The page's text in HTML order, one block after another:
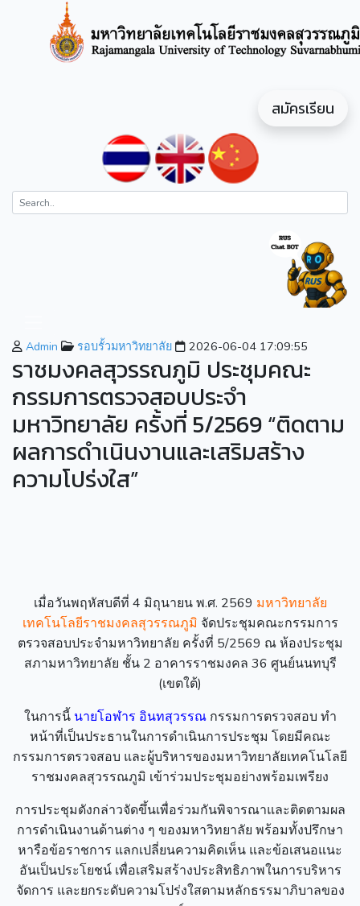
สมัครเรียน
Admin รอบรั้วมหาวิทยาลัย 2026-06-04 17:09:55
ราชมงคลสุวรรณภูมิ ประชุมคณะ
กรรมการตรวจสอบประจำ
มหาวิทยาลัย ครั้งที่ 5/2569 “ติดตาม
ผลการดำเนินงานและเสริมสร้าง
ความโปร่งใส”
เมื่อวันพฤหัสบดีที่ 4 มิถุนายน พ.ศ. 2569 มหาวิทยาลัย
เทคโนโลยีราชมงคลสุวรรณภูมิ จัดประชุมคณะกรรมการ
ตรวจสอบประจำมหาวิทยาลัย ครั้งที่ 5/2569 ณ ห้องประชุม
สภามหาวิทยาลัย ชั้น 2 อาคารราชมงคล 36 ศูนย์นนทบุรี
(เขตใต้)
ในการนี้ นายโอฬาร อินทสุวรรณกรรมการตรวจสอบ ทำ
หน้าที่เป็นประธานในการดำเนินการประชุม โดยมีคณะ
กรรมการตรวจสอบ และผู้บริหารของมหาวิทยาลัยเทคโนโลยี
ราชมงคลสุวรรณภูมิ เข้าร่วมประชุมอย่างพร้อมเพรียง
การประชุมดังกล่าวจัดขึ้นเพื่อร่วมกันพิจารณาและติดตามผล
การดำเนินงานด้านต่าง ๆ ของมหาวิทยาลัย พร้อมทั้งปรึกษา
หารือข้อราชการ แลกเปลี่ยนความคิดเห็น และข้อเสนอแนะ
อันเป็นประโยชน์ เพื่อเสริมสร้างประสิทธิภาพในการบริหาร
จัดการ และยกระดับความโปร่งใสตามหลักธรรมาภิบาลของ